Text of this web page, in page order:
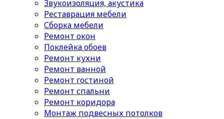
Звукоизоляция, акустика
Реставрация мебели
Сборка мебели
Ремонт окон
Поклейка обоев
Ремонт кухни
Ремонт ванной
Ремонт гостиной
Ремонт спальни
Ремонт коридора
Монтаж подвесных потолков